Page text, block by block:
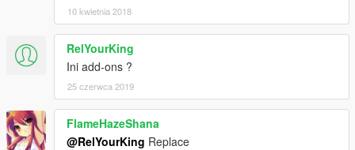
10 kwietnia 2018
RelYourKing
Ini add-ons ?
25 czerwca 2019
FlameHazeShana
@RelYourKing Replace